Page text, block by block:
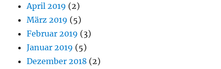
April 2019 (2)
März 2019 (5)
Februar 2019 (3)
Januar 2019 (5)
Dezember 2018 (2)